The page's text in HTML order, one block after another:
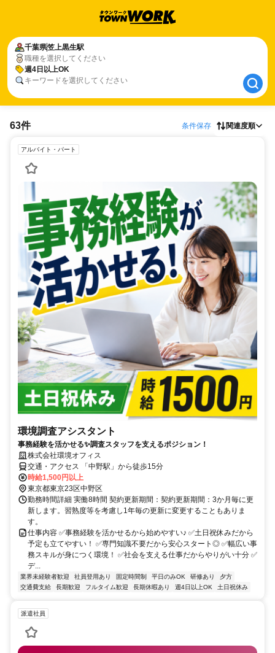
千葉県笠上黒生駅
職種を選択してください
週4日以上OK
キーワードを選択してください
千葉県笠上黒生駅
週4日以上OK
63件 条件保存 関連度順
アルバイト・パート
環境調査アシスタント
事務経験を活かせる✨調査スタッフを支えるポジション！
株式会社環境オフィス
交通・アクセス 「中野駅」から徒歩15分
時給1,500円以上
東京都東京23区中野区
勤務時間詳細 実働8時間 契約更新期間：契約更新期間：3か月毎に更
新します。習熟度等を考慮し1年毎の更新に変更することもありま
す。
仕事内容 ✅事務経験を活かせるから始めやすい♪ ✅土日祝休みだから
予定も立てやすい！ ✅専門知識不要だから安心スタート◎ ✅幅広い事
務スキルが身につく環境！ ✅社会を支える仕事だからやりがい十分 ✅
デ...
業界未経験者歓迎 社員登用あり 固定時間制 平日のみOK 研修あり
夕方
交通費支給
長期歓迎 フルタイム歓迎 長期休暇あり 週4日以上OK 土日祝休み
派遣社員